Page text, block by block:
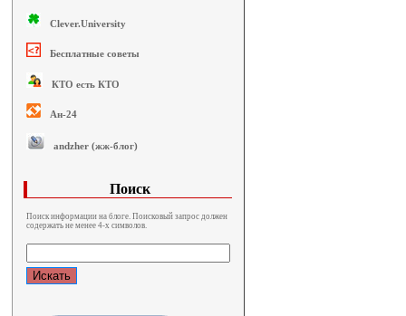
Clever.University
Бесплатные советы
КТО есть КТО
Ан-24
andzher (жж-блог)
Поиск
Поиск информации на блоге. Поисковый запрос должен
содержать не менее 4-х символов.